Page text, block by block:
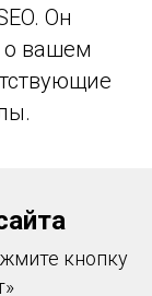
Он
вашем
кнопку